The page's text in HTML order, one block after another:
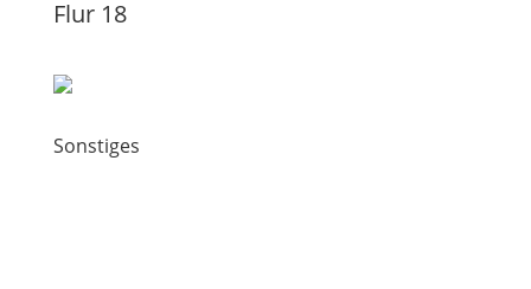
Flur 18
Sonstiges